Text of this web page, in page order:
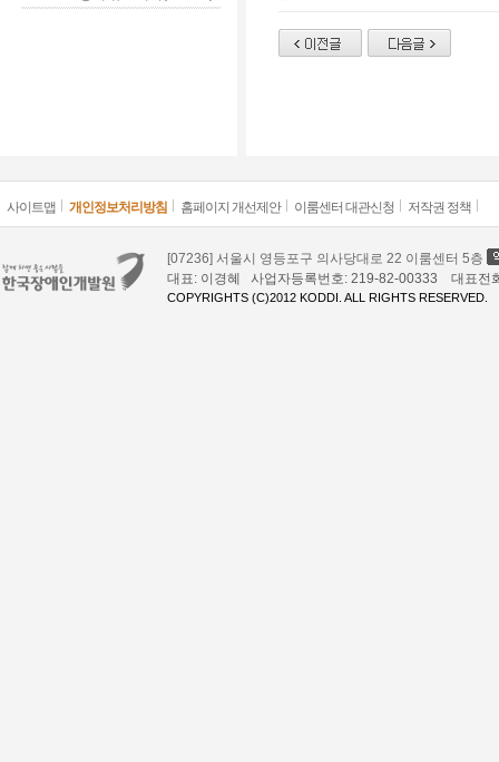
사이트맵 개인정보처리방침 홈페이지 개선제안 이룸센터 대관신청 저작권 정책
[07236] 서울시 영등포구 의사당대로 22 이룸센터 5층
대표: 이경혜 사업자등록번호: 219-82-00333 대표
COPYRIGHTS (C)2012 KODDI. ALL RIGHTS RESERVED.